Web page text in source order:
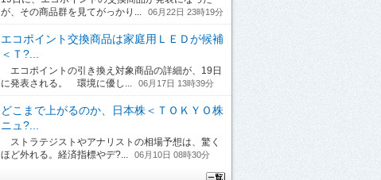
が、その商品群を見てがっかり...
06月22日 23時19分
エコポイント交換商品は家庭用ＬＥＤが候補
＜Ｔ?...
エコポイントの引き換え対象商品の詳細が、19日
に発表される。 環境に優し...
06月17日 13時39分
どこまで上がるのか、日本株＜ＴＯＫＹＯ株
ニュ?...
ストラテジストやアナリストの相場予想は、驚く
ほど外れる。経済指標やデ?...
06月10日 08時30分